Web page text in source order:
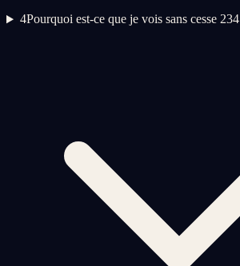
4Pourquoi est-ce que je vois sans cesse